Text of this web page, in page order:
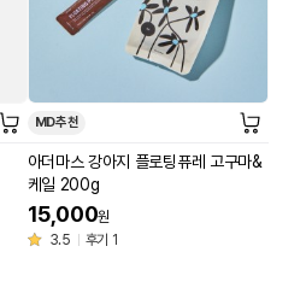
MD추천
아더마스 강아지 플로팅퓨레 고구마&
케일 200g
15,000원
3.5
후기 1